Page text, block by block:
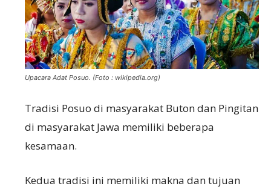
Upacara Adat Posuo. (Foto : wikipedia.org)
Tradisi Posuo di masyarakat Buton dan Pingitan
di masyarakat Jawa memiliki beberapa
kesamaan.
Kedua tradisi ini memiliki makna dan tujuan